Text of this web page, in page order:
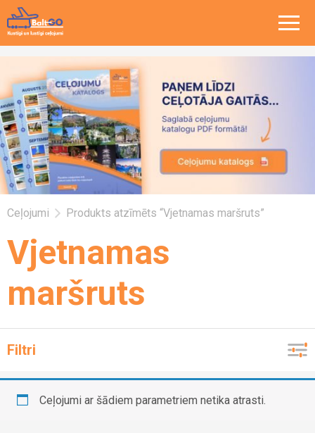
Ceļojumi Produkts atzīmēts “Vjetnamas maršruts”
Vjetnamas
maršruts
Filtri
Ceļojuma ilgums
Ceļojumi ar šādiem parametriem netika atrasti.